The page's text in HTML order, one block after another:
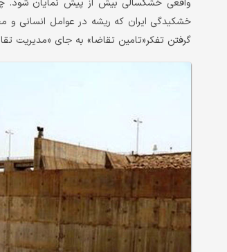
واقعی خشکسالی بیش از پیش نمایان شود.
خشکیدگی ایران که ریشه در عوامل انسانی و
گرفتن تفکر«تامین تقاضا» به جای «مدیریت